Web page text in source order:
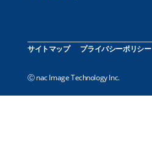
サイトマップ プライバシーポリシー
Ⓒ nac Image Technology Inc.